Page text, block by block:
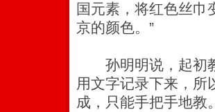
国元素，将红色丝巾
京的颜色。”
孙明明说，起初教
用文字记录下来，所
成，只能手把手地教